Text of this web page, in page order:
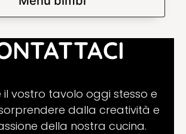
il vostro tavolo oggi stesso e
dalla creatività e
della nostra cucina.